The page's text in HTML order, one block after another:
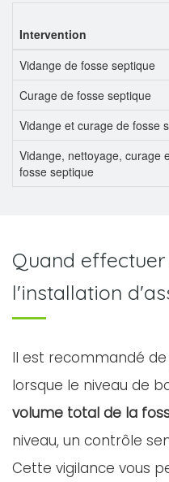
Intervention
Vidange de fosse septique
Curage de fosse septique
Vidange et curage de fosse
Vidange, nettoyage, curage
fosse septique
Quand
l'installation
Il est recommandé
lorsque le niveau de
volume total de la
niveau, un contrôle
Cette vigilance vous